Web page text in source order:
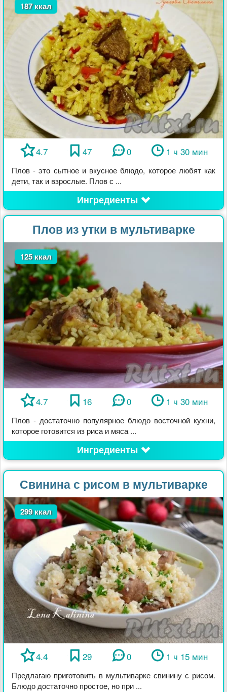
187 ккал
4.7 47 0 1 ч 30 мин
Плов - это сытное и вкусное блюдо, которое любят как
дети, так и взрослые. Плов с ...
Ингредиенты
Плов из утки в мультиварке
125 ккал
4.7 16 0 1 ч 30 мин
Плов - достаточно популярное блюдо восточной кухни,
которое готовится из риса и мяса ...
Ингредиенты
Свинина с рисом в мультиварке
299 ккал
4.4 29 0 1 ч 15 мин
Предлагаю приготовить в мультиварке свинину с рисом.
Блюдо достаточно простое, но при ...